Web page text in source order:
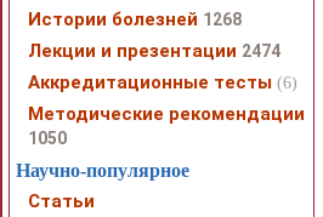
Истории болезней 1268
Лекции и презентации 2474
Аккредитационные тесты (6)
Методические рекомендации
1050
Научно-популярное
Статьи